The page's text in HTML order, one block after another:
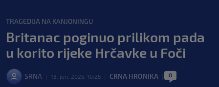
TRAGEDIJA NA KANJONINGU
Britanac poginuo prilikom pada
u korito rijeke Hrčavke u Foči
SRNA 13. jun. 2025. 16:25 CRNA HRONIKA 0